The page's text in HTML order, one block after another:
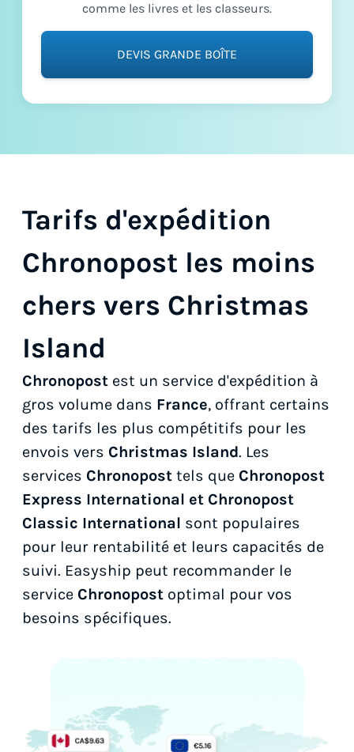
comme les livres et les classeurs.
DEVIS GRANDE BOÎTE
Tarifs d'expédition
Chronopost les moins
chers vers Christmas
Island
Chronopost est un service d'expédition à
gros volume dans France, offrant certains
des tarifs les plus compétitifs pour les
envois vers Christmas Island. Les
services Chronopost tels que Chronopost
Express International et Chronopost
Classic International sont populaires
pour leur rentabilité et leurs capacités de
suivi. Easyship peut recommander le
service Chronopost optimal pour vos
besoins spécifiques.